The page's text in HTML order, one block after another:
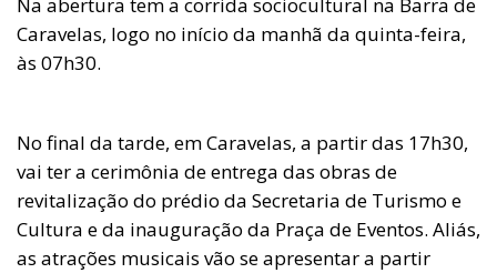
Na abertura tem a corrida sociocultural na Barra de
Caravelas, logo no início da manhã da quinta-feira,
às 07h30.
No final da tarde, em Caravelas, a partir das 17h30,
vai ter a cerimônia de entrega das obras de
revitalização do prédio da Secretaria de Turismo e
Cultura e da inauguração da Praça de Eventos. Aliás,
as atrações musicais vão se apresentar a partir